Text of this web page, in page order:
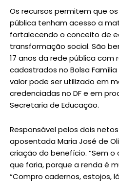
Os recursos permitem que
pública tenham acesso a
fortalecendo o conceito de
transformação social. São
17 anos da rede pública com
cadastrados no Bolsa
valor pode ser utilizado em
credenciadas no DF e em
Secretaria de Educação.
Responsável pelos dois
aposentada Maria José de
criação do benefício. “Sem
que faria, porque a renda é
“Compro cadernos, estojos,